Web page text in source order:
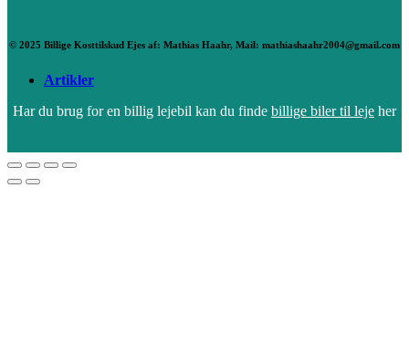
© 2025 Billige Kosttilskud Ejes af: Mathias Haahr, Mail: mathiashaahr2004@gmail.com
Artikler
Har du brug for en billig lejebil kan du finde billige biler til leje her